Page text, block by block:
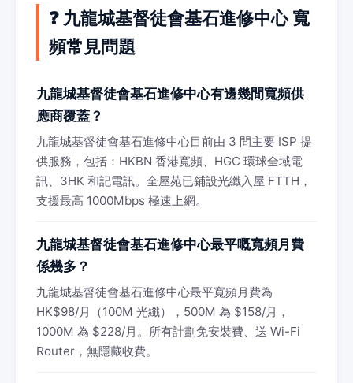
❓ 九龍城基督徒會基石進修中心 寬
頻常見問題
九龍城基督徒會基石進修中心有邊幾間寬頻供
應商覆蓋？
九龍城基督徒會基石進修中心目前由 3 間主要 ISP 提
供服務，包括：HKBN 香港寬頻、HGC 環球全域電
訊、3HK 和記電訊。全屋苑已鋪設光纖入屋 FTTH，
支援最高 1000Mbps 極速上網。
九龍城基督徒會基石進修中心最平嘅寬頻月費
係幾多？
九龍城基督徒會基石進修中心最平寬頻月費為
HK$98/月（100M 光纖），500M 為 $158/月，
1000M 為 $228/月。所有計劃免安裝費、送 Wi-Fi
Router，無隱藏收費。